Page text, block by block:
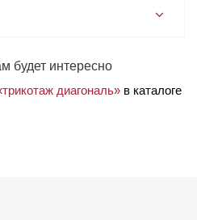
будет интересно
диагональ» в каталоге